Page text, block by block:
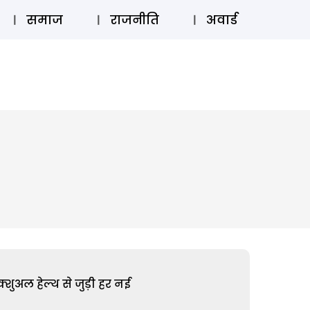
लॉग इन ⚲ SUBSCRIBE
समाज राजनीति अवार्ड
हेल्थ से जुड़ी हर नई